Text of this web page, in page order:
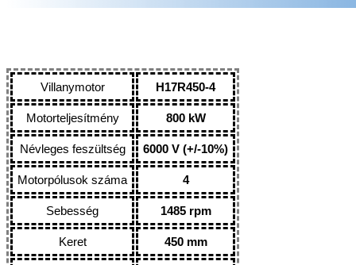
Villanymotor H17R450-4
Motorteljesítmény 800 kW
Névleges feszültség 6000 V (+/-10%)
Motorpólusok száma 4
Sebesség 1485 rpm
Keret 450 mm